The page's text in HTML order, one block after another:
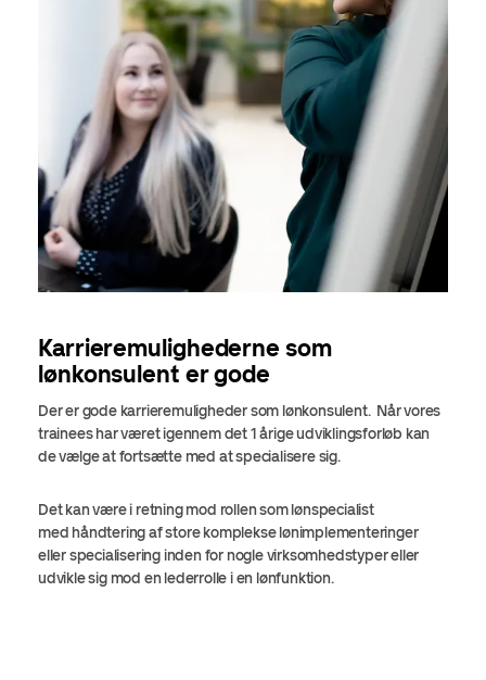
Karrieremulighederne som
lønkonsulent er gode
Der er gode karrieremuligheder som lønkonsulent. Når vores
trainees har været igennem det 1 årige udviklingsforløb kan
de vælge at fortsætte med at specialisere sig.
Det kan være i retning mod rollen som lønspecialist
med håndtering af store komplekse lønimplementeringer
eller specialisering inden for nogle virksomhedstyper eller
udvikle sig mod en lederrolle i en lønfunktion.